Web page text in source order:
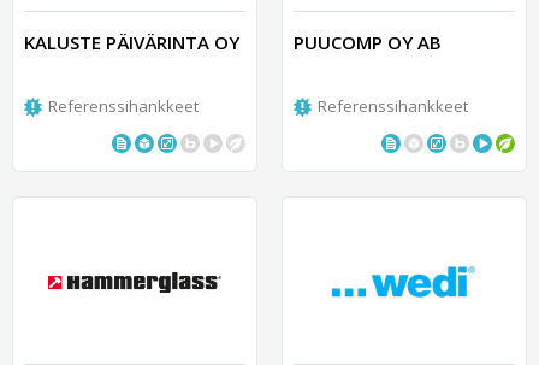
KALUSTE PÄIVÄRINTA OY
Referenssihankkeet
PUUCOMP OY AB
Referenssihankkeet